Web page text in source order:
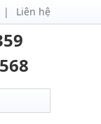
Liên hệ